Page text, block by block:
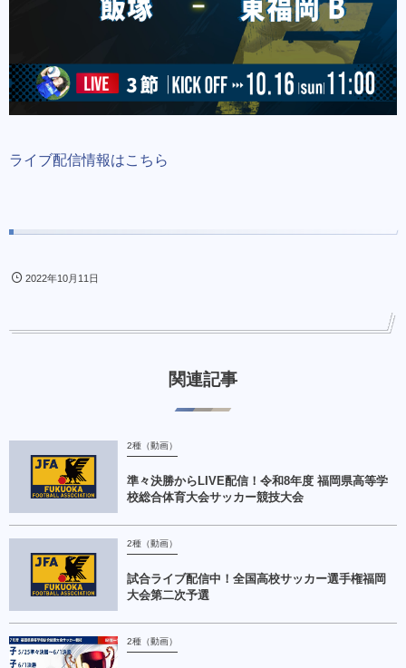
ライブ配信情報はこちら
2022年10月11日
関連記事
2種（動画）
準々決勝からLIVE配信！令和8年度 福岡県高等学
校総合体育大会サッカー競技大会
2種（動画）
試合ライブ配信中！全国高校サッカー選手権福岡
大会第二次予選
2種（動画）